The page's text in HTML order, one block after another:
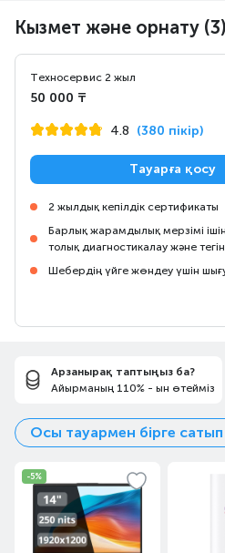
Кызмет және орнату (3)
Техносервис 2 жыл
50 000 ₸
4.8 (380 пікір)
Тауарға қосу
2 жылдық кепілдік сертификаты
Барлық жарамдылық мерзімі
толық диагностикалау және
Шебердің үйге жөндеу үшін
Арзанырақ таптыңыз ба?
Айырманың 110% - ын өтейміз
Осы тауармен бірге
-5%